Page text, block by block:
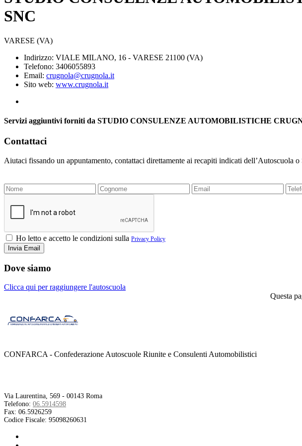
SNC
VARESE (VA)
Indirizzo: VIALE MILANO, 16 - VARESE 21100 (VA)
Telefono: 3406055893
Email: crugnola@crugnola.it
Sito web: www.crugnola.it
Servizi aggiuntivi forniti da STUDIO CONSULENZE AUTOMOBILISTICHE
Contattaci
Aiutaci fissando un appuntamento, contattaci direttamente ai recapiti indicati dell’Autoscuola
Ho letto e accetto le condizioni sulla Privacy Policy
Dove siamo
Clicca qui per raggiungere l'autoscuola
Questa
CONFARCA - Confederazione Autoscuole Riunite e Consulenti Automobilistici
Via Laurentina, 569 - 00143 Roma
Telefono: 06.5914598
Fax: 06.5926259
Codice Fiscale: 95098260631